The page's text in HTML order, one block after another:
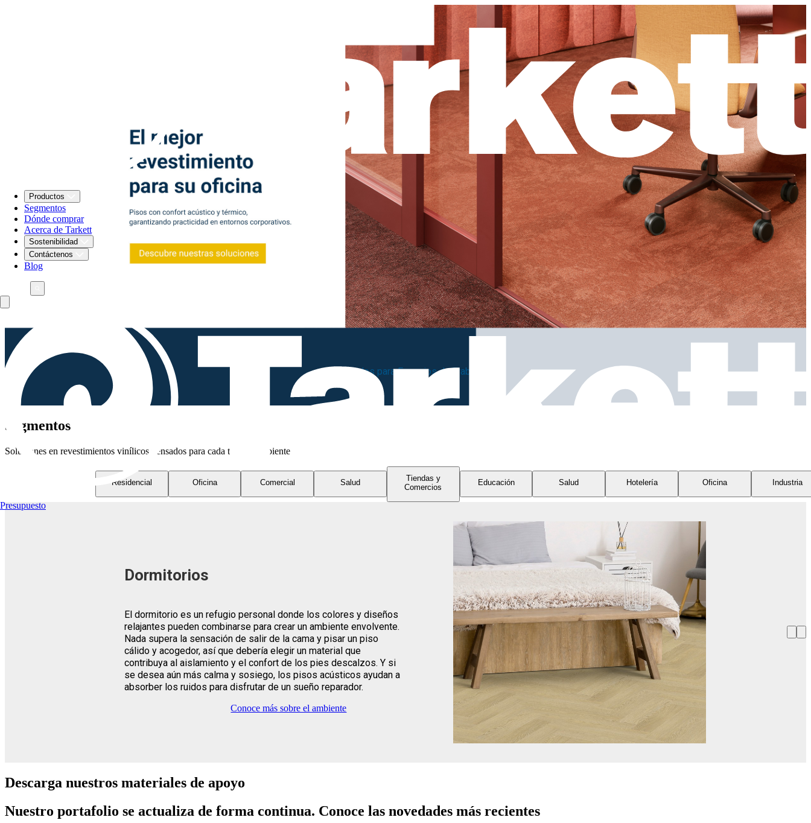
Productos
Segmentos
Dónde comprar
Acerca de Tarkett
Sostenibilidad
Contáctenos
Blog
Presupuesto
Diseñados para Espacios de Trabajo
Segmentos
Soluciones en revestimientos vinílicos pensados para cada tipo de ambiente
Residencial Oficina Comercial Salud
Tiendas y
Comercios
Educación Salud Hotelería Oficina Industria
Dormitorios
El dormitorio es un refugio personal donde los colores y diseños
relajantes pueden combinarse para crear un ambiente envolvente.
Nada supera la sensación de salir de la cama y pisar un piso
cálido y acogedor, así que debería elegir un material que
contribuya al aislamiento y el confort de los pies descalzos. Y si
se desea aún más calma y sosiego, los pisos acústicos ayudan a
absorber los ruidos para disfrutar de un sueño reparador.
Conoce más sobre el ambiente
Descarga nuestros materiales de apoyo
Nuestro portafolio se actualiza de forma continua. Conoce las novedades más recientes